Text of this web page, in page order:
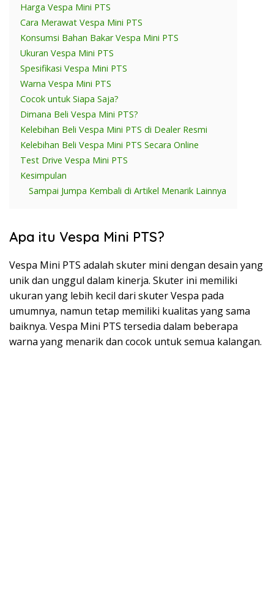
Harga Vespa Mini PTS
Cara Merawat Vespa Mini PTS
Konsumsi Bahan Bakar Vespa Mini PTS
Ukuran Vespa Mini PTS
Spesifikasi Vespa Mini PTS
Warna Vespa Mini PTS
Cocok untuk Siapa Saja?
Dimana Beli Vespa Mini PTS?
Kelebihan Beli Vespa Mini PTS di Dealer Resmi
Kelebihan Beli Vespa Mini PTS Secara Online
Test Drive Vespa Mini PTS
Kesimpulan
Sampai Jumpa Kembali di Artikel Menarik Lainnya
Apa itu Vespa Mini PTS?
Vespa Mini PTS adalah skuter mini dengan desain yang
unik dan unggul dalam kinerja. Skuter ini memiliki
ukuran yang lebih kecil dari skuter Vespa pada
umumnya, namun tetap memiliki kualitas yang sama
baiknya. Vespa Mini PTS tersedia dalam beberapa
warna yang menarik dan cocok untuk semua kalangan.